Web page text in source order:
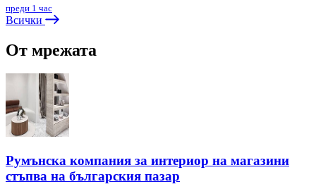
преди 1 час
Всички
От мрежата
Румънска компания за интериор на магазини
стъпва на българския пазар